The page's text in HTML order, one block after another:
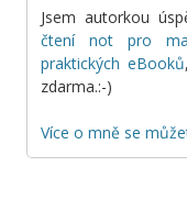
Jsem autorkou
čtení not pro
praktických eBooků
zdarma.:-)
Více o mně se